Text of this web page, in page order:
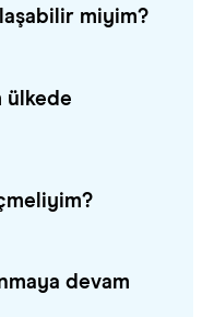
miyim?
ülkede
devam